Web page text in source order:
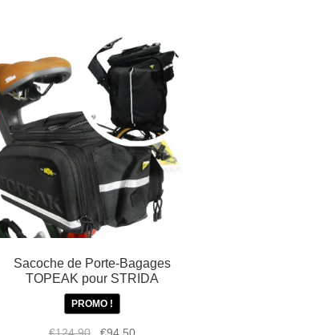
Sacoche de Porte-Bagages
TOPEAK pour STRIDA
PROMO !
Le
Le